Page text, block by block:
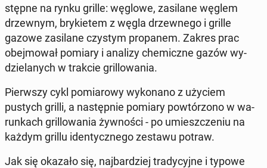
stęp­ne na rynku grille: węglowe, za­si­la­ne węglem
drzew­nym, bry­kie­tem z węgla drzew­ne­go i grille
gazowe za­si­la­ne czystym pro­pa­nem. Zakres prac
obej­mo­wał pomiary i analizy che­micz­ne gazów wy­
dzie­la­nych w trakcie gril­lo­wa­nia.
Pierw­szy cykl po­mia­ro­wy wy­ko­na­no z użyciem
pustych grilli, a na­stęp­nie pomiary po­wtó­rzo­no w wa­
run­kach gril­lo­wa­nia żyw­no­ści - po umiesz­cze­niu na
każdym grillu iden­tycz­ne­go zestawu potraw.
Jak się okazało się, naj­bar­dziej tra­dy­cyj­ne i typowe